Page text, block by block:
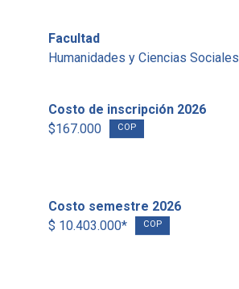
Facultad
Humanidades y Ciencias Sociales
Costo de inscripción 2026
$167.000
COP
Costo semestre 2026
$ 10.403.000*
COP